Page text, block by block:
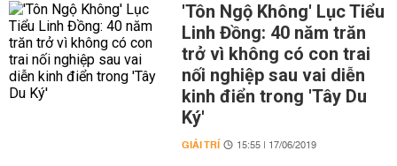
'Tôn Ngộ Không' Lục Tiểu
Linh Đồng: 40 năm trăn
trở vì không có con trai
nối nghiệp sau vai diễn
kinh điển trong 'Tây Du
Ký'
GIẢI TRÍ 15:55 | 17/06/2019